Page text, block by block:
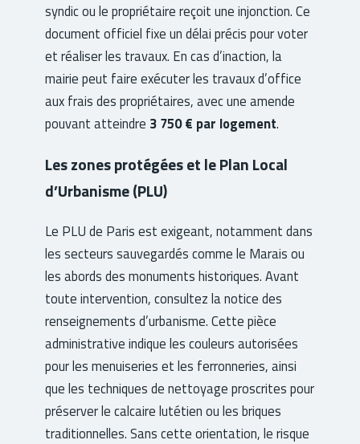
syndic ou le propriétaire reçoit une injonction. Ce
document officiel fixe un délai précis pour voter
et réaliser les travaux. En cas d’inaction, la
mairie peut faire exécuter les travaux d’office
aux frais des propriétaires, avec une amende
pouvant atteindre 3 750 € par logement.
Les zones protégées et le Plan Local
d’Urbanisme (PLU)
Le PLU de Paris est exigeant, notamment dans
les secteurs sauvegardés comme le Marais ou
les abords des monuments historiques. Avant
toute intervention, consultez la notice des
renseignements d’urbanisme. Cette pièce
administrative indique les couleurs autorisées
pour les menuiseries et les ferronneries, ainsi
que les techniques de nettoyage proscrites pour
préserver le calcaire lutétien ou les briques
traditionnelles. Sans cette orientation, le risque